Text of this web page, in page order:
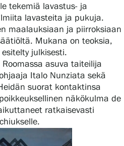
tekemiä lavastus- ja
lavasteita ja pukuja.
maalauksiaan ja piirroksiaan
Mukana on teoksia,
julkisesti.
asuva taiteilija
Italo Nunziata sekä
suorat kontaktinsa
näkökulma de
ratkaisevasti